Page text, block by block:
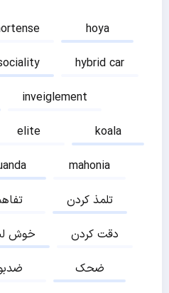
hoya
hybrid car
inveiglement
elite
koala
mahonia
تلمذ کردن
خوش
دقت کردن
ضحک